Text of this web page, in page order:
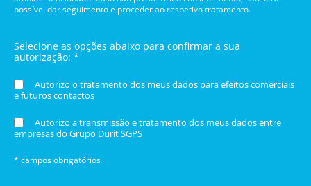
possível dar seguimento e proceder ao respetivo tratamento.
Selecione as opções abaixo para confirmar a sua
autorização: *
Autorizo o tratamento dos meus dados para efeitos comerciais
e futuros contactos
Autorizo a transmissão e tratamento dos meus dados entre
empresas do Grupo Durit SGPS
* campos obrigatórios